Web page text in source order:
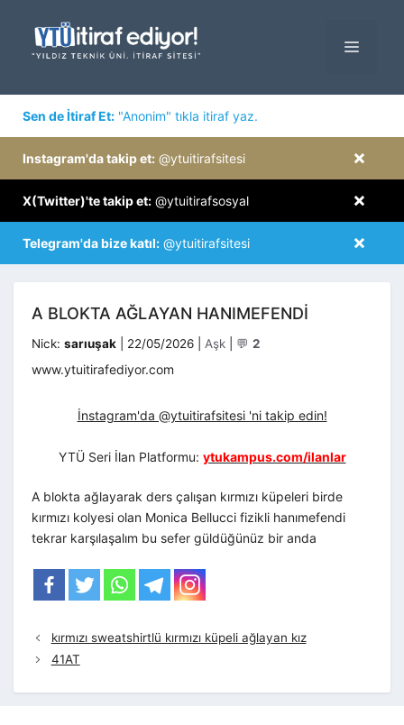
MENÜ
Sen de İtiraf Et: "Anonim" tıkla itiraf yaz.
×
Instagram'da takip et: @ytuitirafsitesi
×
X(Twitter)'te takip et: @ytuitirafsosyal
×
Telegram'da bize katıl: @ytuitirafsitesi
A BLOKTA AĞLAYAN HANIMEFENDI
Nick: sarıuşak 22/05/2026 Kategoriler
Aşk 💬 2
www.ytuitirafediyor.com
İnstagram'da @ytuitirafsitesi 'ni takip edin!
YTÜ Seri İlan Platformu: ytukampus.com/ilanlar
A blokta ağlayarak ders çalışan kırmızı küpeleri birde
kırmızı kolyesi olan Monica Bellucci fizikli hanımefendi
tekrar karşılaşalım bu sefer güldüğünüz bir anda
kırmızı sweatshirtlü kırmızı küpeli ağlayan kız
41AT